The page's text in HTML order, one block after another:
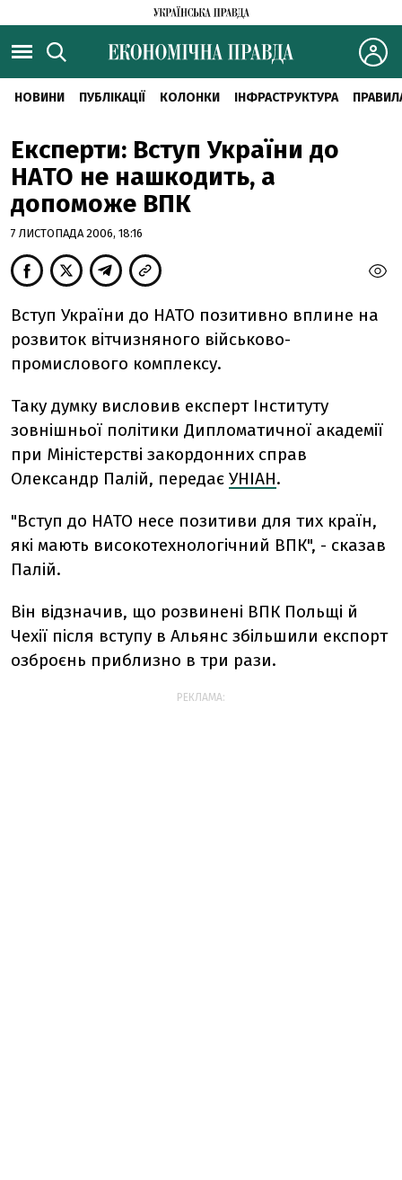
НОВИНИ ПУБЛІКАЦІЇ КОЛОНКИ ІНФРАСТРУКТУРА
Експерти: Вступ України до
НАТО не нашкодить, а
допоможе ВПК
7 ЛИСТОПАДА 2006, 18:16
Вступ України до НАТО позитивно вплине на
розвиток вітчизняного військово-
промислового комплексу.
Таку думку висловив експерт Інституту
зовнішньої політики Дипломатичної академії
при Міністерстві закордонних справ
Олександр Палій, передає УНІАН.
"Вступ до НАТО несе позитиви для тих країн,
які мають високотехнологічний ВПК", - сказав
Палій.
Він відзначив, що розвинені ВПК Польщі й
Чехії після вступу в Альянс збільшили експорт
озброєнь приблизно в три рази.
РЕКЛАМА: